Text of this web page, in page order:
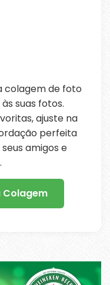
colagem de foto
suas fotos.
ajuste na
perfeita
amigos e
Colagem